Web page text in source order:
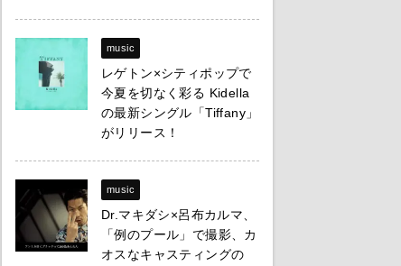
music
レゲトン×シティポップで
今夏を切なく彩る Kidella
の最新シングル「Tiffany」
がリリース！
music
Dr.マキダシ×呂布カルマ、
「例のプール」で撮影、カ
オスなキャスティングの